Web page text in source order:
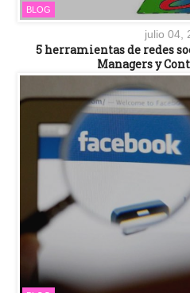
BLOG
julio 04,
5 herramientas de redes
Managers y